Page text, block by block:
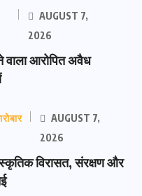
AUGUST 7,
2026
आरोपित अवैध
AUGUST 7,
2026
विरासत, संरक्षण और